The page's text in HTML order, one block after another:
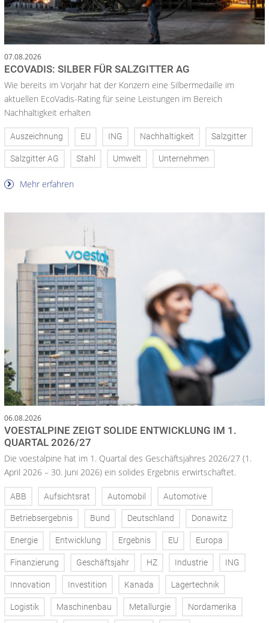
07.08.2026
ECOVADIS: SILBER FÜR SALZGITTER AG
Wie bereits im Vorjahr hat der Konzern eine Silbermedaille im
aktuellen EcoVadis-Rating für seine Leistungen im Bereich
Nachhaltigkeit erhalten
Auszeichnung EU ING Nachhaltigkeit Salzgitter
Salzgitter AG Stahl Umwelt Unternehmen
Mehr erfahren
06.08.2026
VOESTALPINE ZEIGT SOLIDE ENTWICKLUNG IM 1.
QUARTAL 2026/27
Die voestalpine hat im 1. Quartal des Geschäftsjahres 2026/27 (1.
April 2026 – 30. Juni 2026) ein solides Ergebnis erwirtschaftet.
ABB Aufsichtsrat Automobil Automotive
Betriebsergebnis Bund Deutschland Donawitz
Energie Entwicklung Ergebnis EU Europa
Finanzierung Geschäftsjahr HZ Industrie ING
Innovation Investition Kanada Lagertechnik
Logistik Maschinenbau Metallurgie Nordamerika